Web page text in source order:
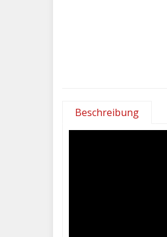
Beschreibung